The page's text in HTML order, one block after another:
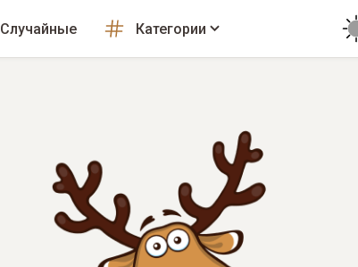
Случайные Категории